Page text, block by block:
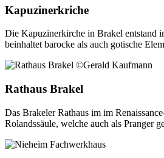
Kapuzinerkriche
Die Kapuzinerkirche in Brakel entstand
beinhaltet barocke als auch gotische
Rathaus Brakel
Das Brakeler Rathaus im im
Rolandssäule, welche auch als Pranger